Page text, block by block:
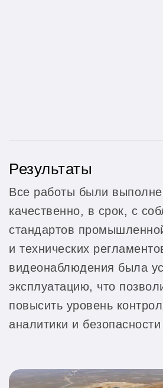
Результаты
Все работы были
качественно, в срок, с
стандартов
и технических
видеонаблюдения была
эксплуатацию, что
повысить уровень
аналитики и